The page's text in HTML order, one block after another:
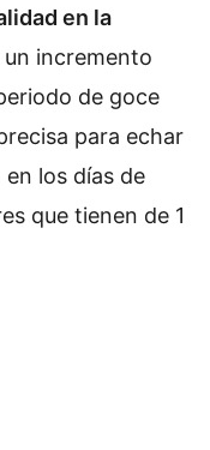
en la
un incremento
de goce
para echar
los días de
que tienen de 1